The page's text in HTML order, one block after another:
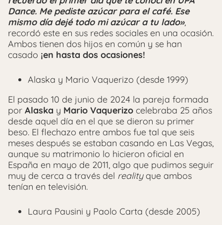
Dance. Me pediste azúcar para el café. Ese
mismo día dejé todo mi azúcar a tu lado»,
recordó este en sus redes sociales en una ocasión.
Ambos tienen dos hijos en común y se han
casado ¡en hasta dos ocasiones!
Alaska y Mario Vaquerizo (desde 1999)
El pasado 10 de junio de 2024 la pareja formada
por Alaska y Mario Vaquerizo celebraba 25 años
desde aquel día en el que se dieron su primer
beso. El flechazo entre ambos fue tal que seis
meses después se estaban casando en Las Vegas,
aunque su matrimonio lo hicieron oficial en
España en mayo de 2011, algo que pudimos seguir
muy de cerca a través del realityque ambos
tenían en televisión.
Laura Pausini y Paolo Carta (desde 2005)